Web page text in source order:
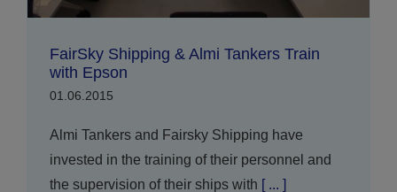
FairSky Shipping & Almi Tankers Train
with Epson
01.06.2015
Almi Tankers and Fairsky Shipping have
invested in the training of their personnel and
the supervision of their ships with [ ... ]